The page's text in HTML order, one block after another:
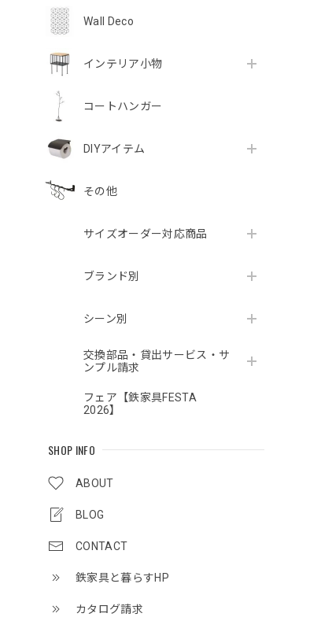
Wall Deco
インテリア小物
コートハンガー
DIYアイテム
その他
サイズオーダー対応商品
ブランド別
シーン別
交換部品・貸出サービス・サ
ンプル請求
フェア【鉄家具FESTA
2026】
SHOP INFO
ABOUT
BLOG
CONTACT
鉄家具と暮らすHP
カタログ請求